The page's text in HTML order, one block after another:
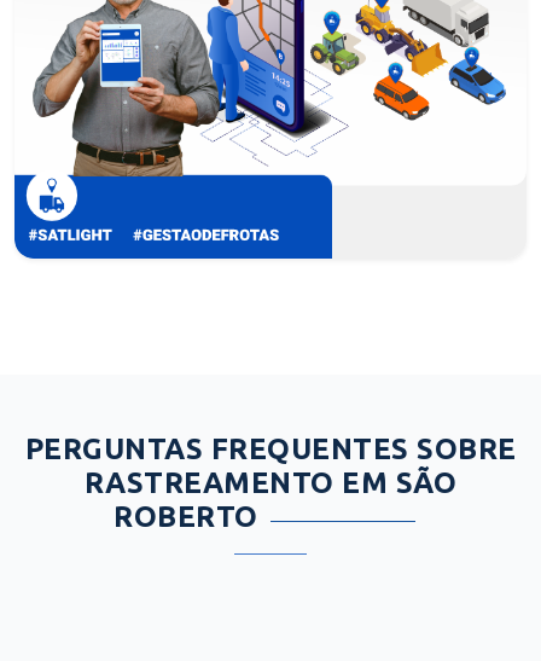
PERGUNTAS FREQUENTES SOBRE
RASTREAMENTO EM SÃO
ROBERTO